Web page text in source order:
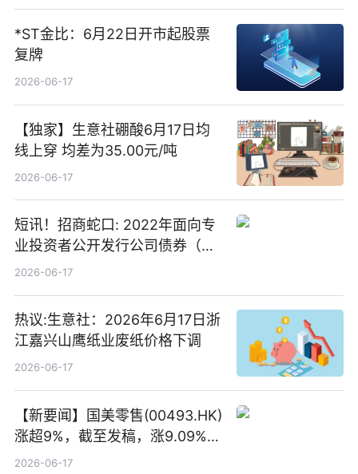
*ST金比：6月22日开市起股票
复牌
2026-06-17
【独家】生意社硼酸6月17日均
线上穿 均差为35.00元/吨
2026-06-17
短讯！招商蛇口: 2022年面向专
业投资者公开发行公司债券（第
二期）（品种二）2026年付息公
2026-06-17
热议:生意社：2026年6月17日浙
江嘉兴山鹰纸业废纸价格下调
2026-06-17
【新要闻】国美零售(00493.HK)
涨超9%，截至发稿，涨9.09%，
报0.012港元，成交额37.26万港
2026-06-17